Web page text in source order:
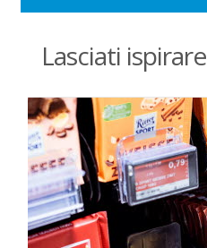
Lasciati ispirare